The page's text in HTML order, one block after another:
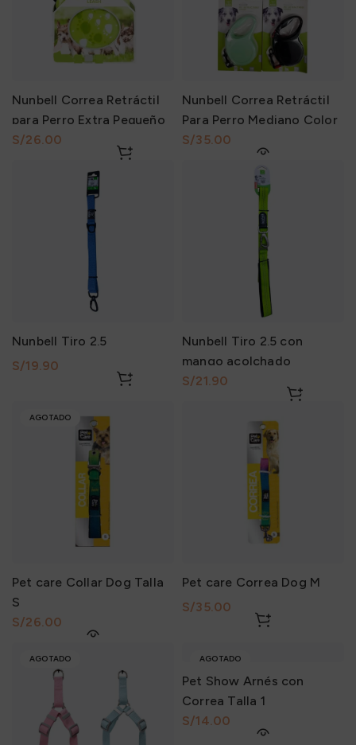
Nunbell Correa Retráctil
para Perro Extra Pequeño
3 Metros
S/
Nunbell Correa Retráctil
Para Perro Mediano Color
Entero 5 Metros
S/
Nunbell Tiro 2.5
S/
Nunbell Tiro 2.5 con
mango acolchado
S/
AGOTADO
Pet care Collar Dog Talla
S
S/
Pet care Correa Dog M
S/
AGOTADO AGOTADO
Pet Show Arnés con
Correa Talla 1
S/